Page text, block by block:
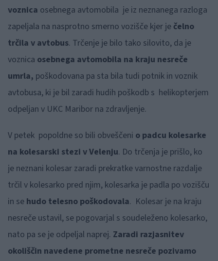
voznica osebnega avtomobila je iz neznanega razloga
zapeljala na nasprotno smerno vozišče kjer je čelno
trčila v avtobus. Trčenje je bilo tako silovito, da je
voznica osebnega avtomobila na kraju nesreče
umrla, poškodovana pa sta bila tudi potnik in voznik
avtobusa, ki je bil zaradi hudih poškodb s helikopterjem
odpeljan v UKC Maribor na zdravljenje.
V petek popoldne so bili obveščeni o padcu kolesarke
na kolesarski stezi v Velenju. Do trčenja je prišlo, ko
je neznani kolesar zaradi prekratke varnostne razdalje
trčil v kolesarko pred njim, kolesarka je padla po vozišču
in se hudo telesno poškodovala. Kolesar je na kraju
nesreče ustavil, se pogovarjal s soudeleženo kolesarko,
nato pa se je odpeljal naprej. Zaradi razjasnitev
okoliščin navedene prometne nesreče pozivamo